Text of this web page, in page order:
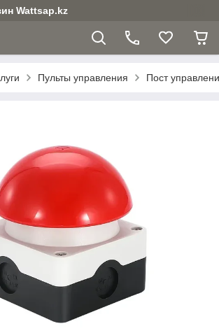
Wattsap.kz
Пульты управления Пост